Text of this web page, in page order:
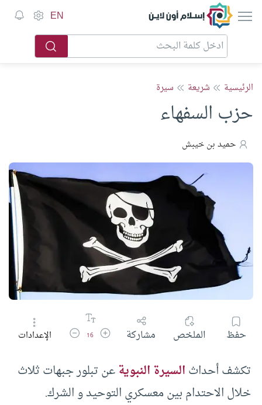
إسلام أون لاين EN
الرئيسية شريعة سيرة
حزب السفهاء
حميد بن خيبش
حفظ الملخص مشاركة زيادة حجم الخط
16 تقليل حجم الخط
الإعدادات
تكشف أحداثالسيرة النبويةعن تبلور جبهات ثلاث
خلال الاحتدام بين معسكري التوحيد و الشرك.